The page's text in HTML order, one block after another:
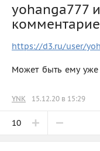
yohanga777
https://d3.ru/user/
Может быть ему уже
YNK 15.12.20 в 15:29
10